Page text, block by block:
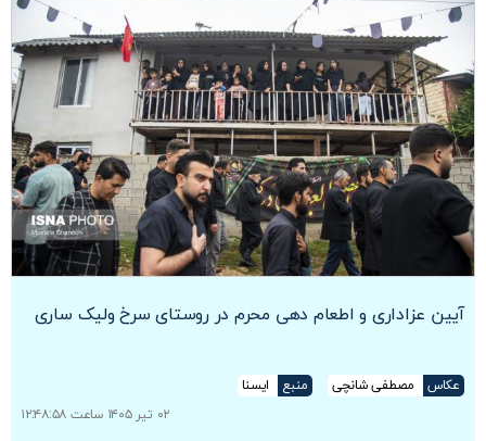
آیین عزاداری و اطعام دهی محرم در روستای سرخ ولیک ساری
عکاس مصطفی شانچی منبع
ایسنا
۰۲ تیر ۱۴۰۵ ساعت ۱۲:۴۸:۵۸